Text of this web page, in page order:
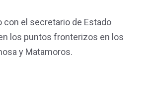
con el secretario de Estado
los puntos fronterizos en los
y Matamoros.